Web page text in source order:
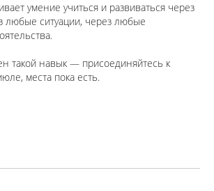
умение учиться и развиваться через
любые ситуации, через любые
такой навык — присоединяйтесь к
места пока есть.